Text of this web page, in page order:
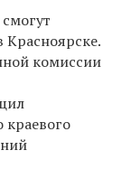
Красноярске.
комиссии
краевого